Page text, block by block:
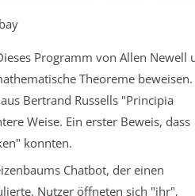
Programm von Allen Newell
Theoreme beweisen.
Bertrand Russells "Principia
Weise. Ein erster Beweis, dass
konnten.
Chatbot, der einen
Nutzer öffneten sich "ihr",